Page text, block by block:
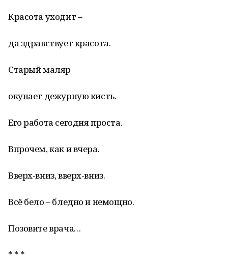
Красота уходит –
да здравствует красота.
Старый маляр
окунает дежурную кисть.
Его работа сегодня проста.
Впрочем, как и вчера.
Вверх-вниз, вверх-вниз.
Всё бело – бледно и немощно.
Позовите врача…
* * *